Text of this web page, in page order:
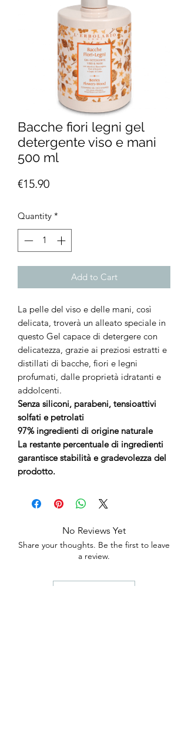
Bacche fiori legni gel
detergente viso e mani
500 ml
€15.90Price
Quantity *
Add to Cart
La pelle del viso e delle mani, così
delicata, troverà un alleato speciale in
questo Gel capace di detergere con
delicatezza, grazie ai preziosi estratti e
distillati di bacche, fiori e legni
profumati, dalle proprietà idratanti e
addolcenti.
Senza siliconi, parabeni, tensioattivi
solfati e petrolati
97% ingredienti di origine naturale
La restante percentuale di ingredienti
garantisce stabilità e gradevolezza del
prodotto.
No Reviews Yet
Share your thoughts. Be the first to leave
a review.